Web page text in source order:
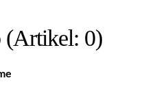
(Artikel: 0)